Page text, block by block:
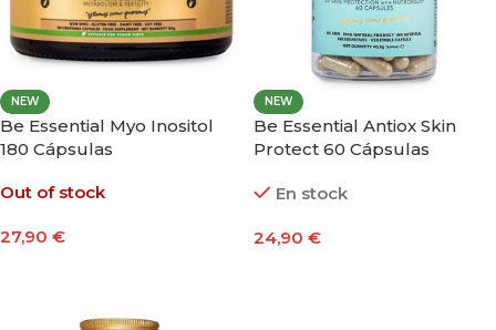
NEW
Be Essential Myo Inositol
180 Cápsulas
Out of stock
27,90 €
NEW
Be Essential Antiox Skin
Protect 60 Cápsulas
En stock
24,90 €